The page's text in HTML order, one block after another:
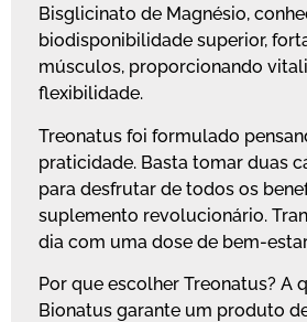
Bisglicinato de Magnésio,
biodisponibilidade superior,
músculos, proporcionando
flexibilidade.
Treonatus foi formulado
praticidade. Basta tomar duas
para desfrutar de todos os
suplemento revolucionário.
dia com uma dose de bem-
Por que escolher Treonatus? A
Bionatus garante um produto